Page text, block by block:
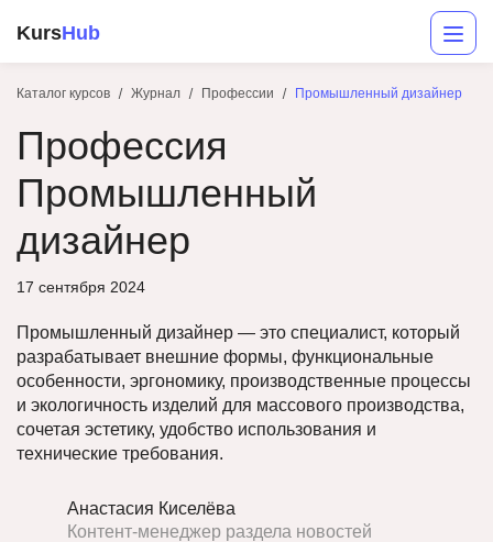
KursHub
Каталог курсов Журнал Профессии Промышленный дизайнер
Профессия
Промышленный
дизайнер
17 сентября 2024
Промышленный дизайнер — это специалист, который
разрабатывает внешние формы, функциональные
особенности, эргономику, производственные процессы
и экологичность изделий для массового производства,
сочетая эстетику, удобство использования и
технические требования.
Анастасия Киселёва
Контент-менеджер раздела новостей
Разработка
Маркетинг
Дизайн
Аналитика
Иностранные языки